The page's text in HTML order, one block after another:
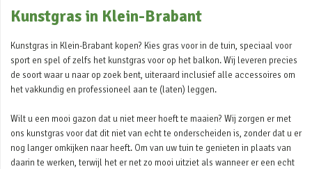
Kunstgras in Klein-Brabant
Kunstgras in Klein-Brabant kopen? Kies gras voor in de tuin, speciaal voor
sport en spel of zelfs het kunstgras voor op het balkon. Wij leveren precies
de soort waar u naar op zoek bent, uiteraard inclusief alle accessoires om
het vakkundig en professioneel aan te (laten) leggen.
Wilt u een mooi gazon dat u niet meer hoeft te maaien? Wij zorgen er met
ons kunstgras voor dat dit niet van echt te onderscheiden is, zonder dat u er
nog langer omkijken naar heeft. Om van uw tuin te genieten in plaats van
daarin te werken, terwijl het er net zo mooi uitziet als wanneer er een echt